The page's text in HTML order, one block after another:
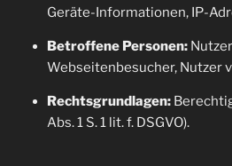
Geräte-Informationen, IP-
Betroffene Personen:Nutzer
Webseitenbesucher, Nutzer
Rechtsgrundlagen:
Abs. 1 S. 1 lit. f. DSGVO).